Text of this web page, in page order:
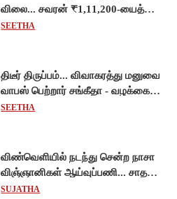
விலை... சவரன் ₹1,11,200-யைத்
தொட்டது!
SEETHA
திடீர் திருப்பம்... விவாகரத்து மனுவை
வாபஸ் பெற்றார் சங்கீதா - வழக்கை
முடித்து வைத்தது செங்கல்பட்டு
SEETHA
விண்வெளியில் நடந்து சென்ற நாசா
விஞ்ஞானிகள் ஆய்வுப்பணி... சாதனை
!
SUJATHA